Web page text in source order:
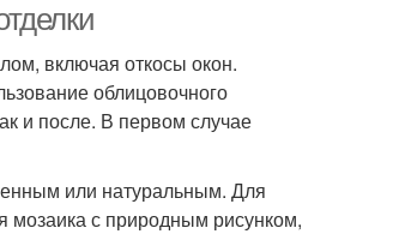
включая откосы окон.
облицовочного
и после. В первом случае
или натуральным. Для
мозаика с природным рисунком,